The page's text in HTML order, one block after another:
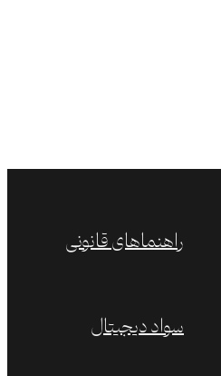
راهنماهای قانونی
سواد دیجیتال